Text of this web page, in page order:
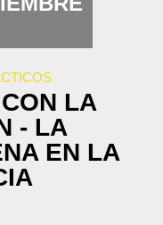
LA
- LA
EN LA